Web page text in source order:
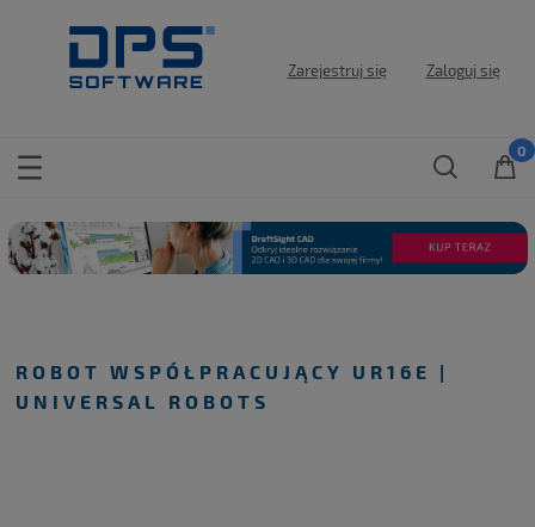
Zarejestruj się Zaloguj się
ROBOT WSPÓŁPRACUJĄCY UR16E |
UNIVERSAL ROBOTS